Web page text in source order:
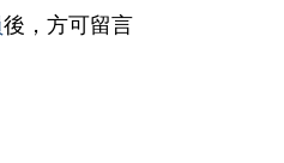
後，方可留言